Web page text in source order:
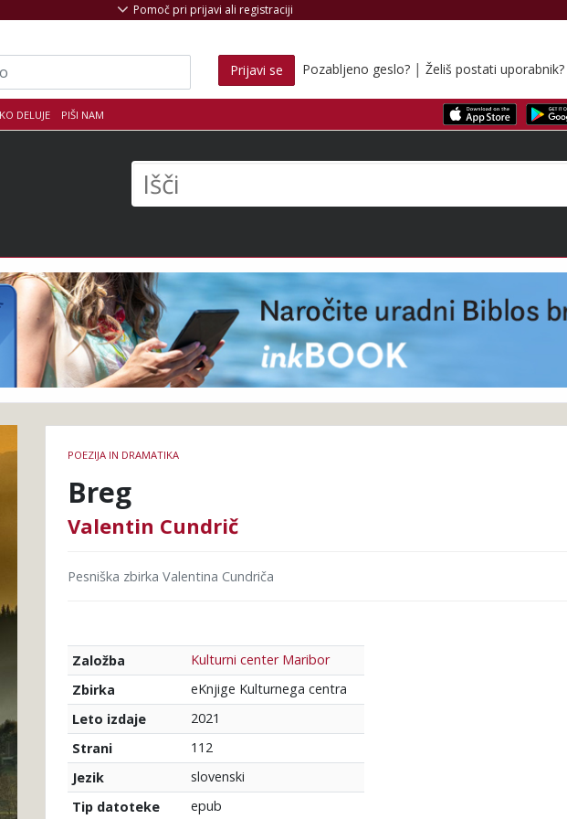
DELUJE PIŠI NAM
Pomoč pri prijavi ali registraciji
Prijavi se Pozabljeno geslo? | Želiš postati uporabnik?
knjige
POEZIJA IN DRAMATIKA
Breg
Valentin Cundrič
Pesniška zbirka Valentina Cundriča
Založba
Kulturni center Maribor
Zbirka
eKnjige Kulturnega centra
Leto izdaje
2021
Strani
112
Jezik
slovenski
Tip datoteke
epub